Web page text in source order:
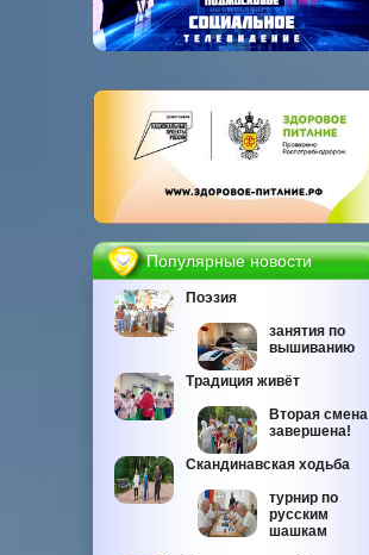
Популярные новости
Поэзия
занятия по
вышиванию
Традиция живёт
Вторая смена
завершена!
Скандинавская ходьба
турнир по
русским
шашкам